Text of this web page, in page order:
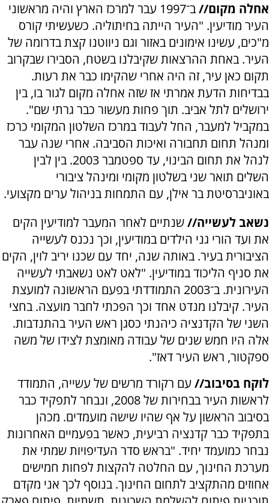
אחלה מקום//
ב־1997 עבר למרכז הארץ והיה מראשוני
העיר מודיעין. "העיר הייתה בחיתוליה. כשעשיתי קורס
מ"כים, עשינו אימונים באזור וגם ניווטנו קצת בדרומה של
העיר. באחת ההרצאות שקיבלנו בשטח, הסבירו שבקרוב
תקום כאן עיר, זה היה אחרי שהקימו כבר את רעות.
בבדיחות הדעת אמרתי אז שזה אחלה מקום לגור בו, בין
ירושלים לתל אביב. תוך פחות מעשור כבר גרתי שם".
במקביל למעבר, החל לעבוד במרכז השלטון המקומי כרכז
ומנהל תחום תחבורה ואיכות הסביבה. אחרי שנה עבר
לנהל את תחום הבינוי, עד ספטמבר 2003. בין לבין
השלים תואר שני בשלטון מקומי ומינהל ציבורי
באוניברסיטת בר אילן, עם התמחות בניהול ערים מקצועי.
נשאב לעשייה//שנתיים לאחר המעבר למודיעין הקים
את ועד הורי גני הילדים במודיעין, וכך נכנס לעשייה
הציבורית בעיר. באותה שנה, יחד עם שכנו יריב לוין, הקים
את סניף הליכוד במודיעין. "לאט לאט נשאבתי לעשייה
העירונית. ב־2003 התמודדתי בפעם הראשונה למועצת
העיר. קיבלנו מנדט אחד וכך הפכתי לחבר מועצה. בחצי
השני של הקדנציה כיהנתי כסגן ראש העיר בהתנדבות.
אלה היו חמש שנים של עבודה מאומצת לצידו של משה
ספקטור, ראש העיר דאז".
לוקח בסיבוב// עם רקורד מרשים של עשייה, התמודד
לראשות העיר בבחירות של 2008, ונבחר לתפקיד כבר
בסיבוב הראשון על אף שהיו שישה מועמדים. מכהן
בתפקיד כבר קדנציה רביעית, כאשר בפעמיים האחרונות
נבחר כמועמד יחיד. "בראש סדר העדיפויות שמתי את
מערכת החינוך, עם החלטה להקצות לפחות חמישים
אחוזים מהתקציב לתחום החינוך. בנוסף לכך אני מקדם